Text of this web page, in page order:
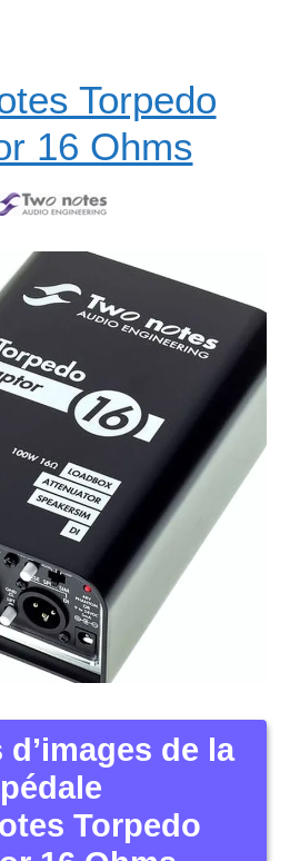
Torpedo
16 Ohms
de la
pédale
Torpedo